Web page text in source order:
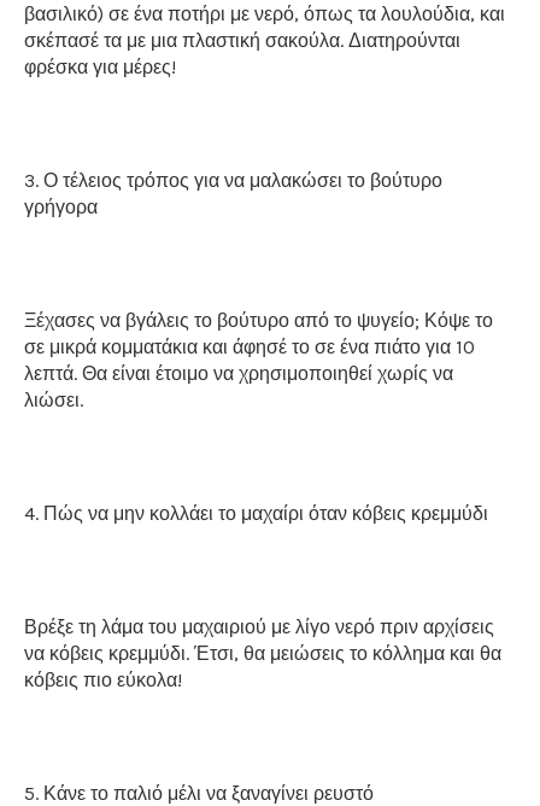
βασιλικό) σε ένα ποτήρι με νερό, όπως τα λουλούδια, και
σκέπασέ τα με μια πλαστική σακούλα. Διατηρούνται
φρέσκα για μέρες!
3. Ο τέλειος τρόπος για να μαλακώσει το βούτυρο
γρήγορα
Ξέχασες να βγάλεις το βούτυρο από το ψυγείο; Κόψε το
σε μικρά κομματάκια και άφησέ το σε ένα πιάτο για 10
λεπτά. Θα είναι έτοιμο να χρησιμοποιηθεί χωρίς να
λιώσει.
4. Πώς να μην κολλάει το μαχαίρι όταν κόβεις κρεμμύδι
Βρέξε τη λάμα του μαχαιριού με λίγο νερό πριν αρχίσεις
να κόβεις κρεμμύδι. Έτσι, θα μειώσεις το κόλλημα και θα
κόβεις πιο εύκολα!
5. Κάνε το παλιό μέλι να ξαναγίνει ρευστό